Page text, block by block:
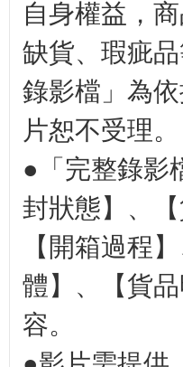
自身權益，商
缺貨、瑕疵
錄影檔」為
片恕不受理。
●「完整錄影
封狀態】、【
【開箱過程
體】、【貨
容。